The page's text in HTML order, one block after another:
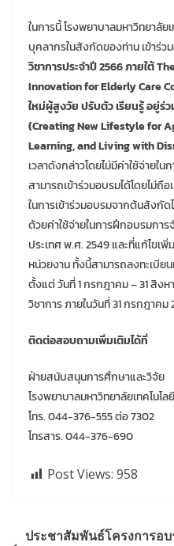
ในการนี้ โรงพยาบาลมหาวิทยาลั
บุคลากรในสังกัดของท่าน เข้าร่ว
วิชาการประจำปี 2566 ภายใต้
Innovation for Elderly Care
ใหม่ผู้สูงวัย ปรับตัว เรียนรู้ อยู่
(Creating New Lifestyle for
Learning, and Living with
เวลาดังกล่าวโดยไม่มีค่าใช้จ่ายใ
สามารถเข้าร่วมอบรมได้โดยไม่ถื
ในการเข้าร่วมอบรมจากต้นสังกั
ด้วยค่าใช้จ่ายในการฝึกอบรมการ
ประเทศ พ.ศ. 2549 และที่แก้ไขเ
หน่วยงาน ทั้งนี้สามารถลงทะเบีย
ตั้งแต่ วันที่ 1 กรกฎาคม – 31 สิง
วิชาการ ภายในวันที่ 31 กรกฎาคม
ติดต่อสอบถามเพิ่มเติมได้ที่
ฝ่ายสนับสนุนการศึกษาและวิจัย
โรงพยาบาลมหาวิทยาลัยเทคโนโล
โทร. 044-376-555 ต่อ 7302
โทรสาร. 044-376-690
Post Views: 958
ประชาสัมพันธ์โครงการอบ